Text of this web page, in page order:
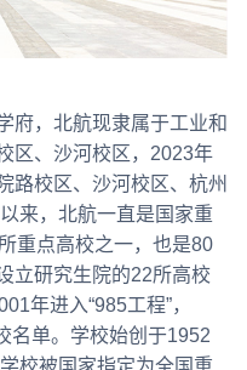
府，北航现隶属于工业和
区、沙河校区，2023年
路校区、沙河校区、杭州
来，北航一直是国家重
重点高校之一，也是80
立研究生院的22所高校
年进入“985工程”，
名单。学校始创于1952
校被国家指定为全国重